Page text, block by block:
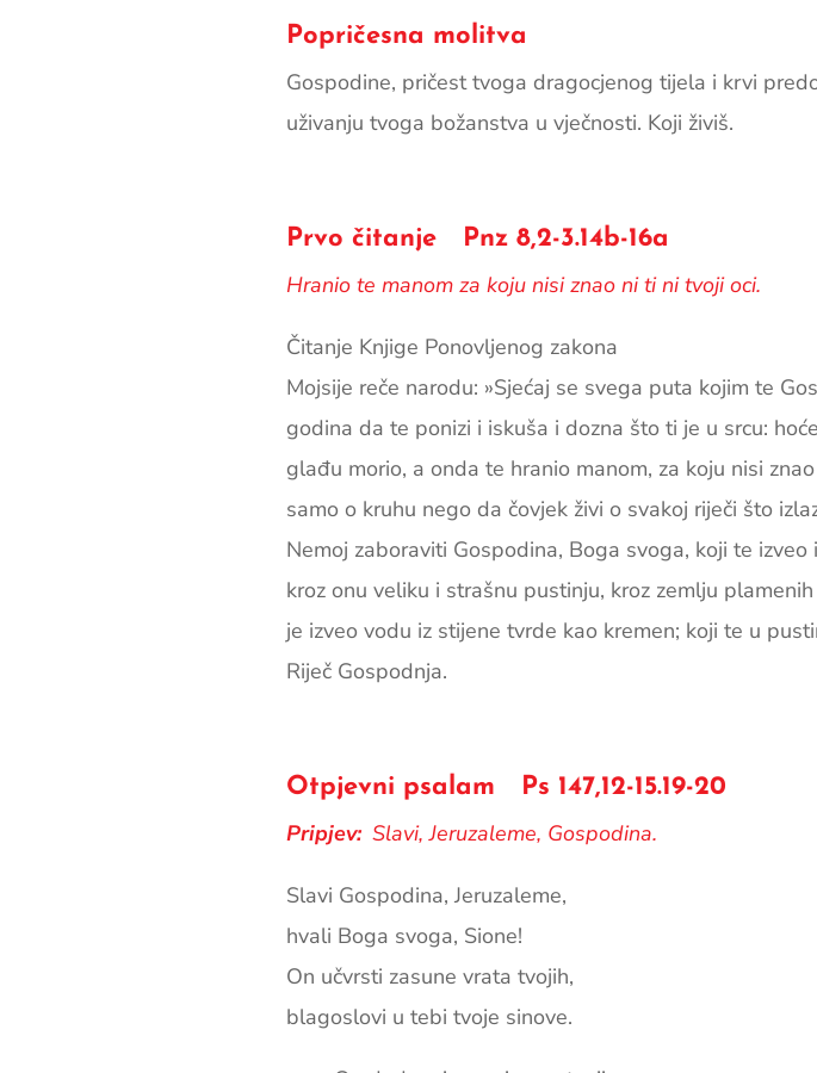
Popričesna molitva
Gospodine, pričest tvoga dragocjenog tijela i krvi
uživanju tvoga božanstva u vječnosti. Koji živiš.
Prvo čitanje Pnz 8,2-3.14b-16a
Hranio te manom za koju nisi znao ni ti ni tvoji oci.
Čitanje Knjige Ponovljenog zakona
Mojsije reče narodu: »Sjećaj se svega ­puta kojim te
godina da te ponizi i iskuša i dozna što ti je u srcu:
glađu morio, a onda te hranio manom, za koju nisi
samo o kruhu nego da čovjek živi o svakoj riječi što
Nemoj zaboraviti Gospodina, Boga ­svoga, koji te
kroz onu veliku i strašnu pustinju, kroz zemlju
je izveo vodu iz stijene tvrde kao kremen; ­koji te u
Riječ Gospodnja.
Otpjevni psalam Ps 147,12-15.19-20
Pripjev: Slavi, Jeruzaleme, Gospodina.
Slavi Gospodina, Jeruzaleme,
hvali Boga svoga, Sione!
On učvrsti zasune vrata tvojih,
blagoslovi u tebi tvoje sinove.